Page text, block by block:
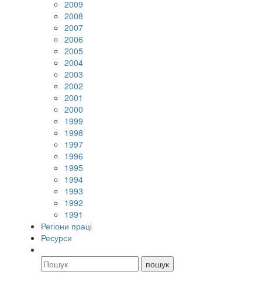
2009
2008
2007
2006
2005
2004
2003
2002
2001
2000
1999
1998
1997
1996
1995
1994
1993
1992
1991
Регіони праці
Ресурси